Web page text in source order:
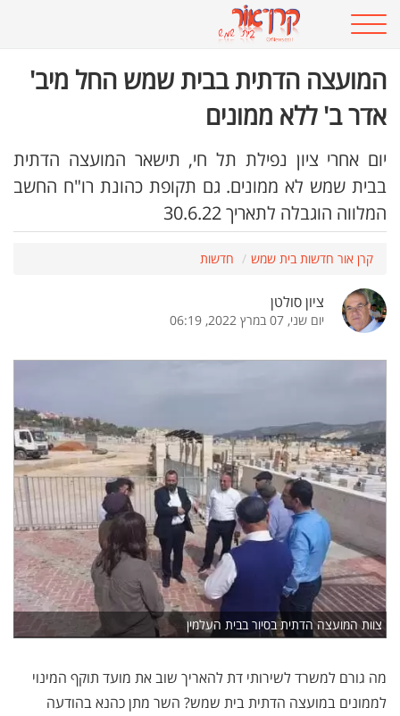
המועצה הדתית בבית שמש החל מיב'
אדר ב' ללא ממונים
יום אחרי ציון נפילת תל חי, תישאר המועצה הדתית
בבית שמש לא ממונים. גם תקופת כהונת רו"ח החשב
המלווה הוגבלה לתאריך 30.6.22
קרן אור חדשות בית שמש חדשות
ציון סולטן
יום שני, 07 במרץ 2022, 06:19
צוות המועצה הדתית בסיור בבית העלמין
מה גורם למשרד לשירותי דת להאריך שוב את מועד תוקף המינוי
לממונים במועצה הדתית בית שמש? השר מתן כהנא בהודעה